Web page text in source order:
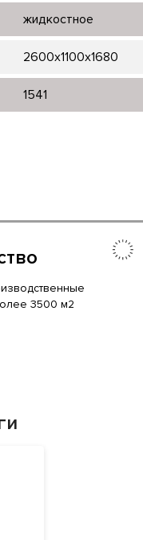
жидкостное
2600x1100x1680
1541
3500 м2